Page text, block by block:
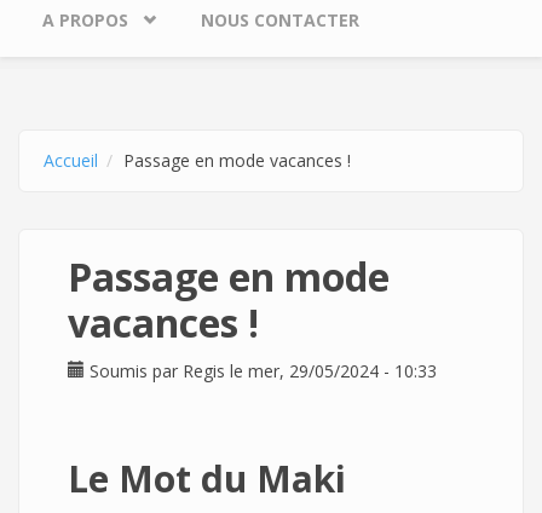
A PROPOS NOUS CONTACTER
Accueil Passage en mode vacances !
Passage en mode
vacances !
Soumis par Regis le mer, 29/05/2024 - 10:33
Le Mot du Maki